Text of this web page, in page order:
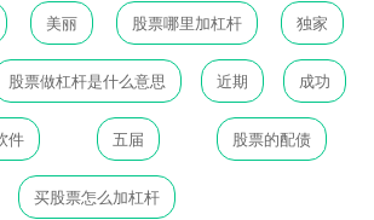
美丽 股票哪里加杠杆 独家
股票做杠杆是什么意思 近期 成功
件 五届 股票的配债
买股票怎么加杠杆